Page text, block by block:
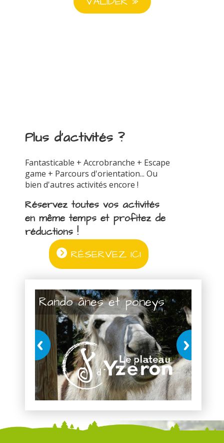
Plus d'activités ?
Fantasticable + Accrobranche + Escape
game + Parcours d'orientation... Ou
bien d'autres activités encore !
Réservez toutes vos activités
en même temps et profitez de
réductions !
RÉSERVEZ ICI
Rando ânes et poneys